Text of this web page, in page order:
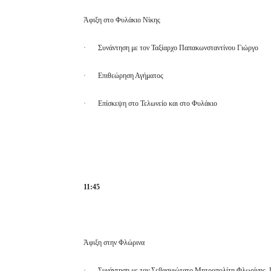
Άφιξη στο Φυλάκιο Νίκης
· Συνάντηση με τον Ταξίαρχο Παπακωνσταντίνου Γιώργο
· Επιθεώρηση Αγήματος
· Επίσκεψη στο Τελωνείο και στο Φυλάκιο
11:45
Άφιξη στην Φλώρινα